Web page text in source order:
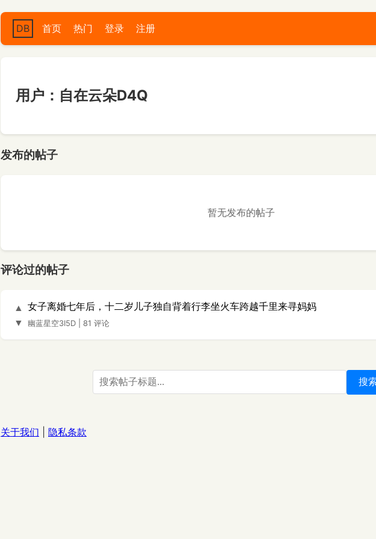
DB 首页 热门 登录 注册
用户：自在云朵D4Q
发布的帖子
暂无发布的帖子
评论过的帖子
▲
▼
女子离婚七年后，十二岁儿子独自背着行李坐火车跨越千里来寻妈妈
幽蓝星空3I5D 81 评论
搜
关于我们 隐私条款